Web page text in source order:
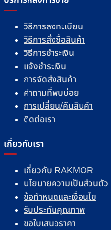
วิธีการลงทะเบียน
วิธีการสั่งซื้อสินค้า
วิธีการชำระเงิน
แจ้งชำระเงิน
การจัดส่งสินค้า
คำถามที่พบบ่อย
การเปลี่ยน/คืนสินค้า
ติดต่อเรา
เกี่ยวกับเรา
เกี่ยวกับ RAKMOR
นโยบายความเป็นส่วนตัว
ข้อกำหนดและเงื่อนไข
รับประกันคุณภาพ
ขอใบเสนอราคา